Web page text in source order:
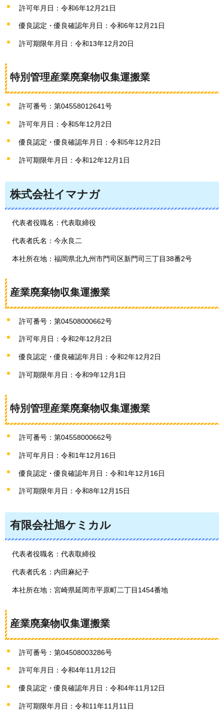
許可年月日：令和6年12月21日
優良認定・優良確認年月日：令和6年12月21日
許可期限年月日：令和13年12月20日
特別管理産業廃棄物収集運搬業
許可番号：第04558012641号
許可年月日：令和5年12月2日
優良認定・優良確認年月日：令和5年12月2日
許可期限年月日：令和12年12月1日
株式会社イマナガ
代表者役職名：代表取締役
代表者氏名：今永良二
本社所在地：福岡県北九州市門司区新門司三丁目38番2号
産業廃棄物収集運搬業
許可番号：第04508000662号
許可年月日：令和2年12月2日
優良認定・優良確認年月日：令和2年12月2日
許可期限年月日：令和9年12月1日
特別管理産業廃棄物収集運搬業
許可番号：第04558000662号
許可年月日：令和1年12月16日
優良認定・優良確認年月日：令和1年12月16日
許可期限年月日：令和8年12月15日
有限会社旭ケミカル
代表者役職名：代表取締役
代表者氏名：内田麻紀子
本社所在地：宮崎県延岡市平原町二丁目1454番地
産業廃棄物収集運搬業
許可番号：第04508003286号
許可年月日：令和4年11月12日
優良認定・優良確認年月日：令和4年11月12日
許可期限年月日：令和11年11月11日